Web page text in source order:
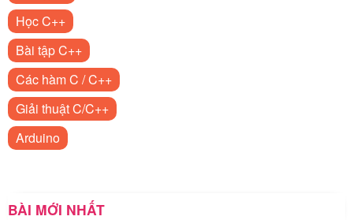
Học C++
Bài tập C++
Các hàm C / C++
Giải thuật C/C++
Arduino
BÀI MỚI NHẤT